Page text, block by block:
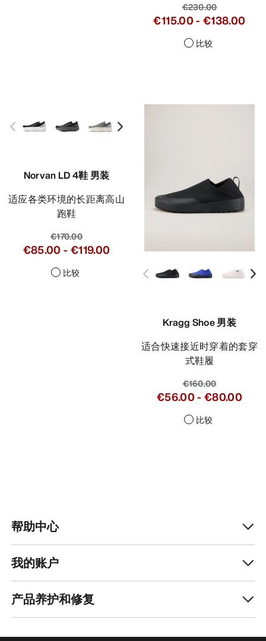
€230.00
€115.00-€138.00
比较
Norvan LD 4鞋 男装
适应各类环境的长距离高山
跑鞋
€170.00
€85.00 - €119.00
比较
Kragg Shoe 男装
适合快速接近时穿着的套穿
式鞋履
€160.00
€56.00-€80.00
比较
帮助中心
我的账户
产品养护和修复